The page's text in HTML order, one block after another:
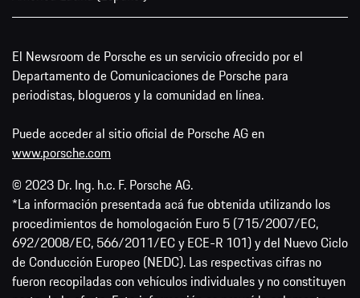
El Newsroom de Porsche es un servicio ofrecido por el
Departamento de Comunicaciones de Porsche para
periodistas, blogueros y la comunidad en línea.
Puede acceder al sitio oficial de Porsche AG en
www.porsche.com
© 2023 Dr. Ing. h.c. F. Porsche AG.
*La información presentada acá fue obtenida utilizando los
procedimientos de homologación Euro 5 (715/2007/EC,
692/2008/EC, 566/2011/EC y ECE-R 101) y del Nuevo Ciclo
de Conducción Europeo (NEDC). Las respectivas cifras no
fueron recopiladas con vehículos individuales y no constituyen